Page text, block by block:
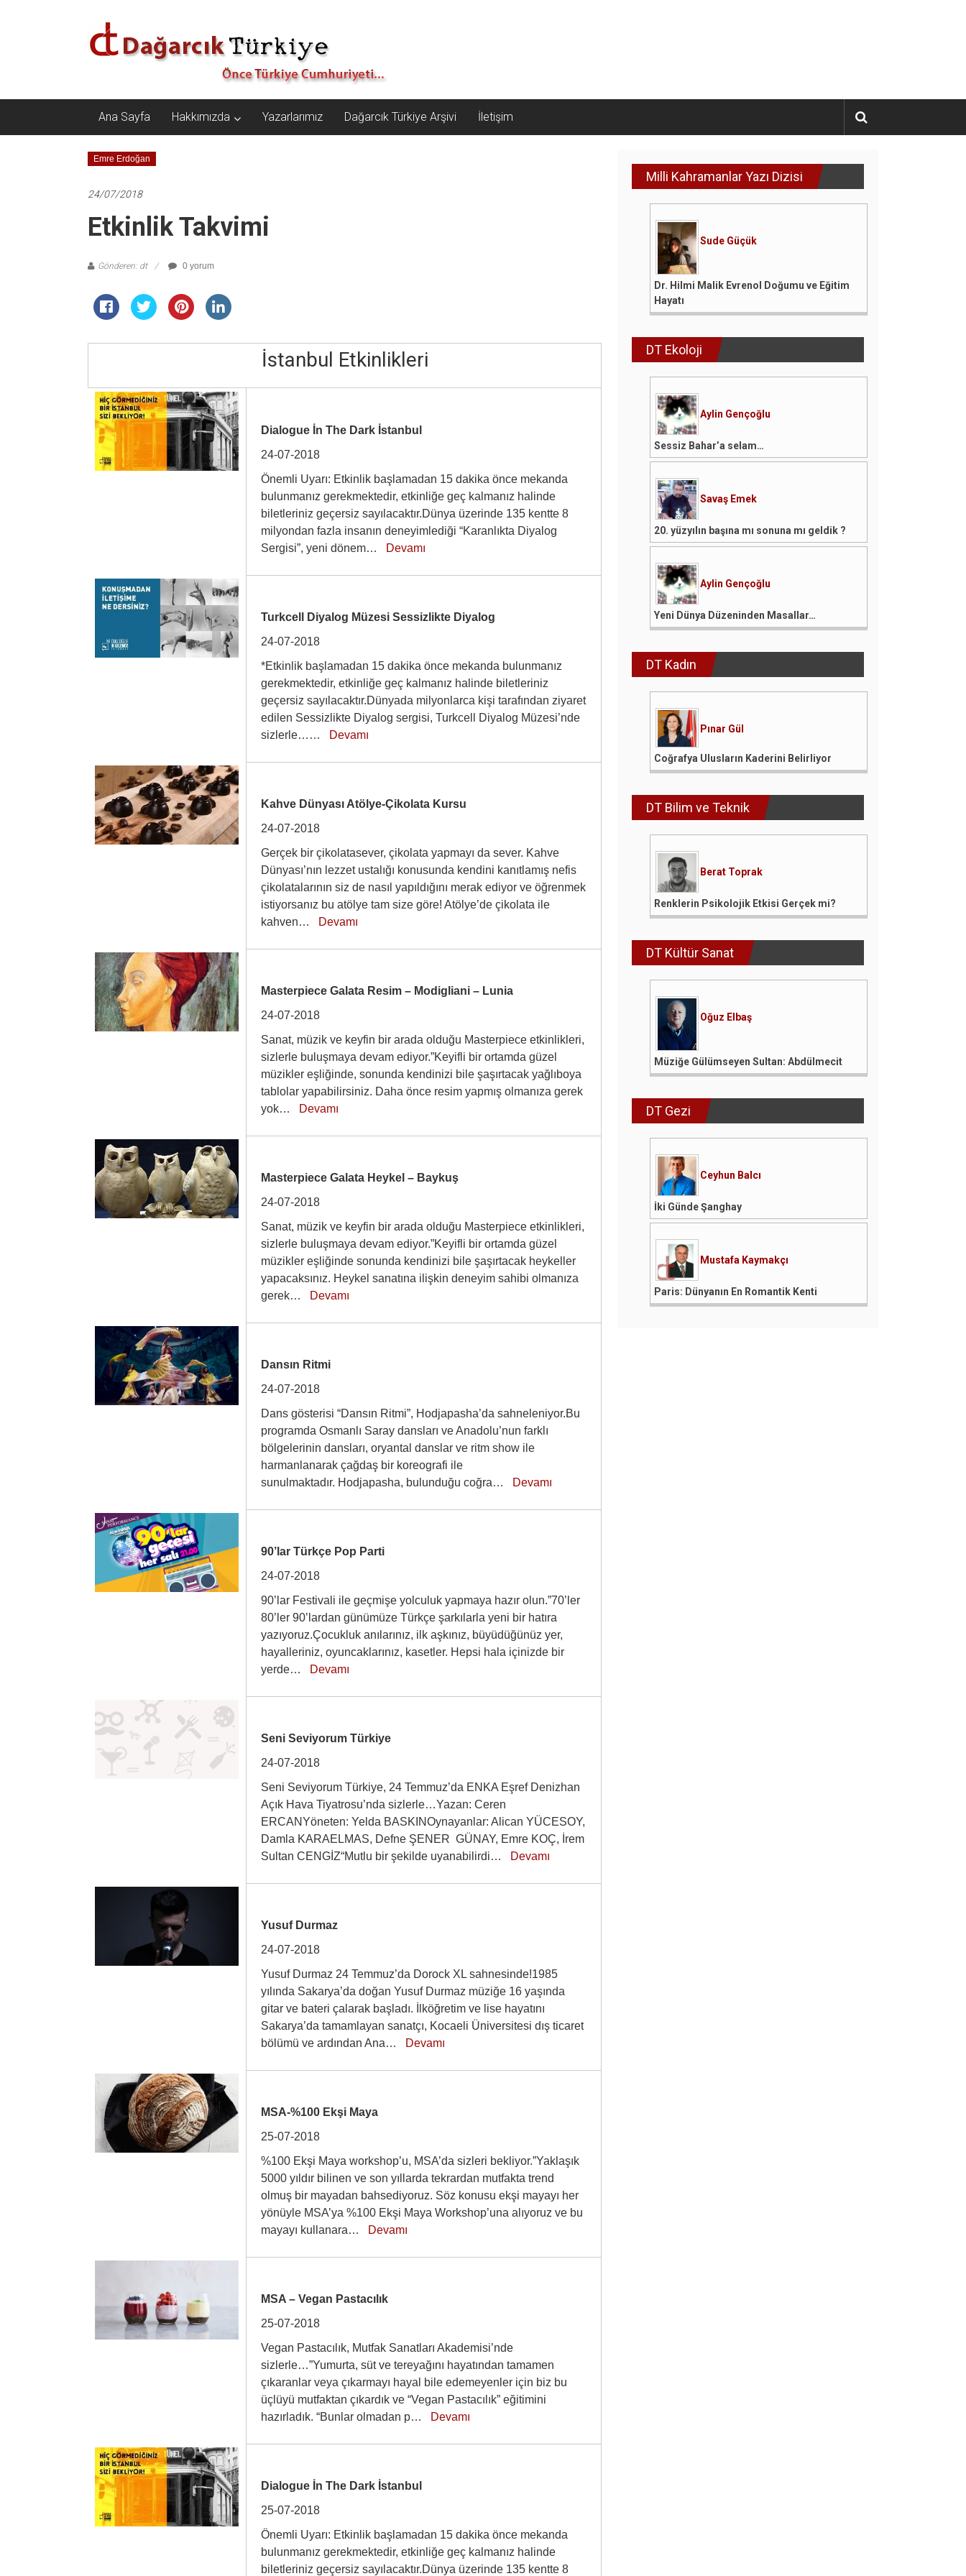
Dağarcık
Türkiye
Türkiye
Cumhuriyeti…
Ana Sayfa Hakkımızda Yazarlarımız Dağarcık Türkiye Arşivi İletişim
Emre Erdoğan
24/07/2018
Etkinlik Takvimi
Gönderen: dt 0 yorum
İstanbul Etkinlikleri
Dialogue İn The Dark İstanbul
24-07-2018
Önemli Uyarı: Etkinlik başlamadan 15 dakika önce mekanda
bulunmanız gerekmektedir, etkinliğe geç kalmanız halinde
biletleriniz geçersiz sayılacaktır.Dünya üzerinde 135 kentte 8
milyondan fazla insanın deneyimlediği “Karanlıkta Diyalog
Sergisi”, yeni dönem…
Devamı
Turkcell Diyalog Müzesi Sessizlikte Diyalog
24-07-2018
*Etkinlik başlamadan 15 dakika önce mekanda bulunmanız
gerekmektedir, etkinliğe geç kalmanız halinde biletleriniz
geçersiz sayılacaktır.Dünyada milyonlarca kişi tarafından ziyaret
edilen Sessizlikte Diyalog sergisi, Turkcell Diyalog Müzesi’nde
sizlerle……
Devamı
Kahve Dünyası Atölye-Çikolata Kursu
24-07-2018
Gerçek bir çikolatasever, çikolata yapmayı da sever. Kahve
Dünyası’nın lezzet ustalığı konusunda kendini kanıtlamış nefis
çikolatalarının siz de nasıl yapıldığını merak ediyor ve öğrenmek
istiyorsanız bu atölye tam size göre! Atölye’de çikolata ile
kahven…
Devamı
Masterpiece Galata Resim – Modigliani – Lunia
24-07-2018
Sanat, müzik ve keyfin bir arada olduğu Masterpiece etkinlikleri,
sizlerle buluşmaya devam ediyor.”Keyifli bir ortamda güzel
müzikler eşliğinde, sonunda kendinizi bile şaşırtacak yağlıboya
tablolar yapabilirsiniz. Daha önce resim yapmış olmanıza gerek
yok…
Devamı
Masterpiece Galata Heykel – Baykuş
24-07-2018
Sanat, müzik ve keyfin bir arada olduğu Masterpiece etkinlikleri,
sizlerle buluşmaya devam ediyor.”Keyifli bir ortamda güzel
müzikler eşliğinde sonunda kendinizi bile şaşırtacak heykeller
yapacaksınız. Heykel sanatına ilişkin deneyim sahibi olmanıza
gerek…
Devamı
Dansın Ritmi
24-07-2018
Dans gösterisi “Dansın Ritmi”, Hodjapasha’da sahneleniyor.Bu
programda Osmanlı Saray dansları ve Anadolu’nun farklı
bölgelerinin dansları, oryantal danslar ve ritm show ile
harmanlanarak çağdaş bir koreografi ile
sunulmaktadır. Hodjapasha, bulunduğu coğra…
Devamı
90’lar Türkçe Pop Parti
24-07-2018
90’lar Festivali ile geçmişe yolculuk yapmaya hazır olun.”70’ler
80’ler 90’lardan günümüze Türkçe şarkılarla yeni bir hatıra
yazıyoruz.Çocukluk anılarınız, ilk aşkınız, büyüdüğünüz yer,
hayalleriniz, oyuncaklarınız, kasetler. Hepsi hala içinizde bir
yerde…
Devamı
Seni Seviyorum Türkiye
24-07-2018
Seni Seviyorum Türkiye, 24 Temmuz’da ENKA Eşref Denizhan
Açık Hava Tiyatrosu’nda sizlerle…Yazan: Ceren
ERCANYöneten: Yelda BASKINOynayanlar: Alican YÜCESOY,
Damla KARAELMAS, Defne ŞENER GÜNAY, Emre KOÇ, İrem
Sultan CENGİZ“Mutlu bir şekilde uyanabilirdi…
Devamı
Yusuf Durmaz
24-07-2018
Yusuf Durmaz 24 Temmuz’da Dorock XL sahnesinde!1985
yılında Sakarya’da doğan Yusuf Durmaz müziğe 16 yaşında
gitar ve bateri çalarak başladı. İlköğretim ve lise hayatını
Sakarya’da tamamlayan sanatçı, Kocaeli Üniversitesi dış ticaret
bölümü ve ardından Ana…
Devamı
MSA-%100 Ekşi Maya
25-07-2018
%100 Ekşi Maya workshop’u, MSA’da sizleri bekliyor.”Yaklaşık
5000 yıldır bilinen ve son yıllarda tekrardan mutfakta trend
olmuş bir mayadan bahsediyoruz. Söz konusu ekşi mayayı her
yönüyle MSA’ya %100 Ekşi Maya Workshop’una alıyoruz ve bu
mayayı kullanara…
Devamı
MSA – Vegan Pastacılık
25-07-2018
Vegan Pastacılık, Mutfak Sanatları Akademisi’nde
sizlerle…”Yumurta, süt ve tereyağını hayatından tamamen
çıkaranlar veya çıkarmayı hayal bile edemeyenler için biz bu
üçlüyü mutfaktan çıkardık ve “Vegan Pastacılık” eğitimini
hazırladık. “Bunlar olmadan p…
Devamı
Dialogue İn The Dark İstanbul
25-07-2018
Önemli Uyarı: Etkinlik başlamadan 15 dakika önce mekanda
bulunmanız gerekmektedir, etkinliğe geç kalmanız halinde
biletleriniz geçersiz sayılacaktır.Dünya üzerinde 135 kentte 8
Milli Kahramanlar Yazı Dizisi
Sude Güçük
Dr. Hilmi Malik Evrenol Doğumu ve Eğitim
Hayatı
DT Ekoloji
Aylin Gençoğlu
Sessiz Bahar’a selam…
Savaş Emek
20. yüzyılın başına mı sonuna mı geldik ?
Aylin Gençoğlu
Yeni Dünya Düzeninden Masallar…
DT Kadın
Pınar Gül
Coğrafya Ulusların Kaderini Belirliyor
DT Bilim ve Teknik
Berat Toprak
Renklerin Psikolojik Etkisi Gerçek mi?
DT Kültür Sanat
Oğuz Elbaş
Müziğe Gülümseyen Sultan: Abdülmecit
DT Gezi
Ceyhun Balcı
İki Günde Şanghay
Mustafa Kaymakçı
Paris: Dünyanın En Romantik Kenti